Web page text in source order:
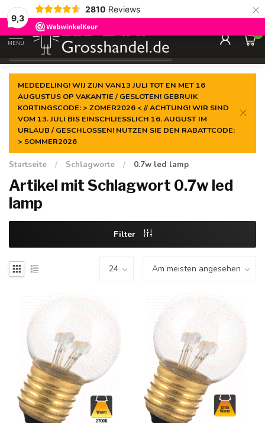
9,3
2810 Reviews ×
Garantiert derniedrigste Preis
MENU
0
MEDEDELING! WIJ ZIJN VAN13 JULI TOT EN MET 16
AUGUSTUS OP VAKANTIE / GESLOTEN! GEBRUIK
KORTINGSCODE: > ZOMER2026 < // ACHTUNG! WIR SIND
VOM 13. JULI BIS EINSCHLIESSLICH 16. AUGUST IM
URLAUB / GESCHLOSSEN! NUTZEN SIE DEN RABATTCODE:
> SOMMER2026
Startseite / Schlagworte / 0.7w led lamp
Artikel mit Schlagwort 0.7w led
lamp
Filter